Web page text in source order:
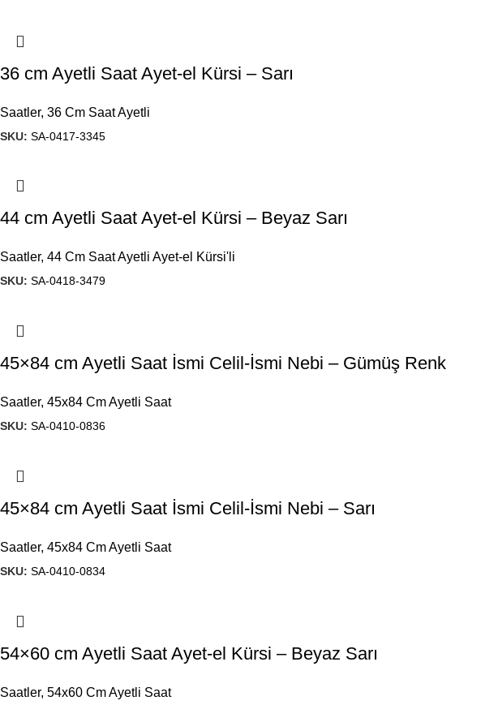
36 cm Ayetli Saat Ayet-el Kürsi – Sarı
Saatler, 36 Cm Saat Ayetli
SKU: SA-0417-3345
44 cm Ayetli Saat Ayet-el Kürsi – Beyaz Sarı
Saatler, 44 Cm Saat Ayetli Ayet-el Kürsi'li
SKU: SA-0418-3479
45×84 cm Ayetli Saat İsmi Celil-İsmi Nebi – Gümüş Renk
Saatler, 45x84 Cm Ayetli Saat
SKU: SA-0410-0836
45×84 cm Ayetli Saat İsmi Celil-İsmi Nebi – Sarı
Saatler, 45x84 Cm Ayetli Saat
SKU: SA-0410-0834
54×60 cm Ayetli Saat Ayet-el Kürsi – Beyaz Sarı
Saatler, 54x60 Cm Ayetli Saat